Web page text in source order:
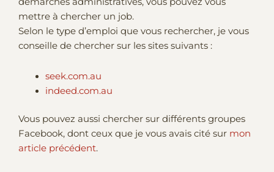
mettre à chercher un job.
Selon le type d’emploi que vous rechercher, je vous
conseille de chercher sur les sites suivants :
seek.com.au
indeed.com.au
Vous pouvez aussi chercher sur différents groupes
Facebook, dont ceux que je vous avais cité sur mon
article précédent.